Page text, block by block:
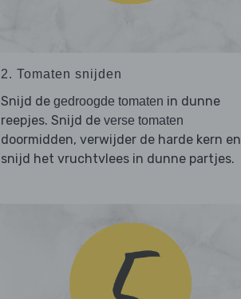
2. Tomaten snijden
Snijd de gedroogde tomaten in dunne
reepjes. Snijd de verse tomaten
doormidden, verwijder de harde kern en
snijd het vruchtvlees in dunne partjes.